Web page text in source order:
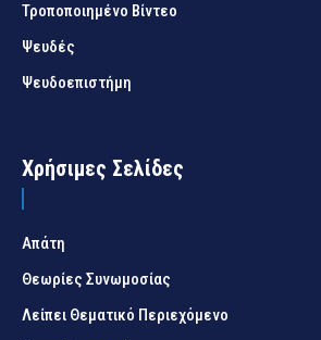
Τροποποιημένο Βίντεο
Ψευδές
Ψευδοεπιστήμη
Χρήσιμες Σελίδες
Απάτη
Θεωρίες Συνωμοσίας
Λείπει Θεματικό Περιεχόμενο